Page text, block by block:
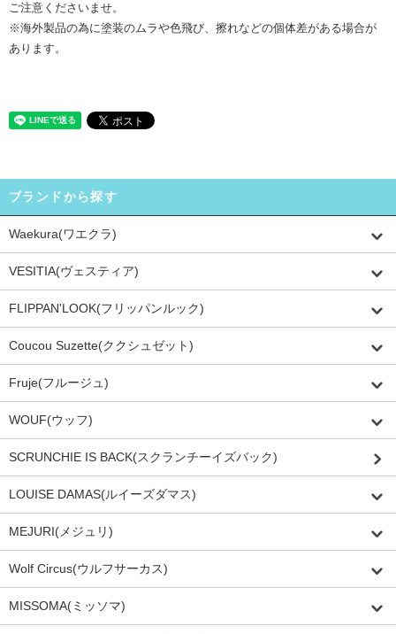
ご注意くださいませ。
※海外製品の為に塗装のムラや色飛び、擦れなどの個体差がある場合が
あります。
ブランドから探す
Waekura(ワエクラ)
VESITIA(ヴェスティア)
FLIPPAN'LOOK(フリッパンルック)
Coucou Suzette(ククシュゼット)
Fruje(フルージュ)
WOUF(ウッフ)
SCRUNCHIE IS BACK(スクランチーイズバック)
LOUISE DAMAS(ルイーズダマス)
MEJURI(メジュリ)
Wolf Circus(ウルフサーカス)
MISSOMA(ミッソマ)